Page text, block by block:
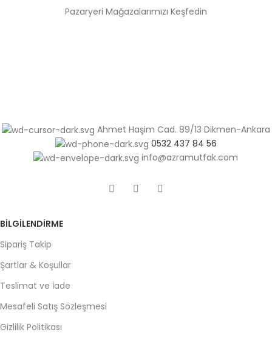
Pazaryeri Mağazalarımızı Keşfedin
Ahmet Haşim Cad. 89/13 Dikmen-Ankara
0532 437 84 56
info@azramutfak.com
BILGILENDIRME
Sipariş Takip
Şartlar & Koşullar
Teslimat ve İade
Mesafeli Satış Sözleşmesi
Gizlilik Politikası